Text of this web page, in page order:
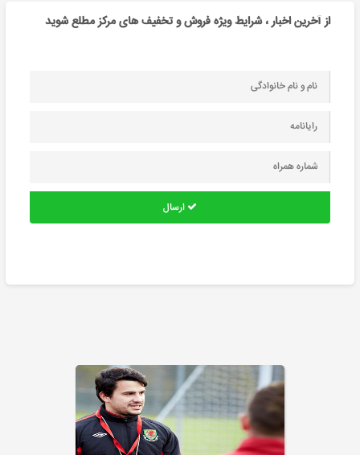
از آخرین اخبار ، شرایط ویژه فروش و تخفیف های مرکز مطلع شوید
ارسال